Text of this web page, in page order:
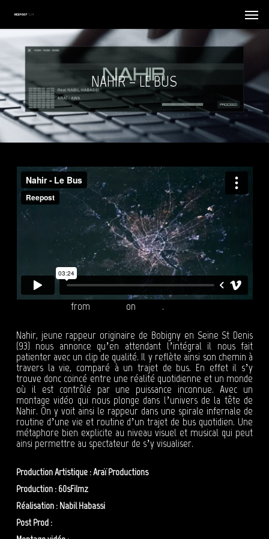
main
content
Menu
NAHIR – LE BUS
from on .
Nahir, jeune rappeur originaire de Bobigny en Seine St Denis
(93) nous annonce qu’en attendant l’intégral il nous fait
patienter avec un clip de qualité. Il y reflète ainsi son chemin à
travers la vie, comparé à un trajet de bus. En effet il s’y
trouve donc coincé entre une réalité quotidienne et un monde
où il est contrôlé par une puissance inconnue. Avec un
montage vidéo qui nous plonge dans l’univers de la tête de
Nahir. On y voit ainsi le rappeur dans une spirale infernale de
routine d’une vie et routine d’un trajet de bus quotidien. Une
métaphore bien explicite au niveau visuel et musical qui peut
ainsi permettre au spectateur de s’y visualiser.
Production Artistique : Araï Productions
Production : 60sFilmz
Réalisation : Nabil Habassi
Post Prod :